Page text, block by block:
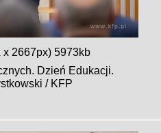
x 2667px) 5973kb
Dzień Edukacji.
/ KFP